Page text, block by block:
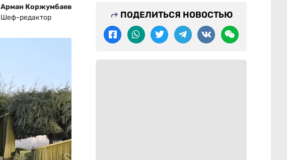
Арман Коржумбаев
Шеф-редактор
ПОДЕЛИТЬСЯ НОВОСТЬЮ